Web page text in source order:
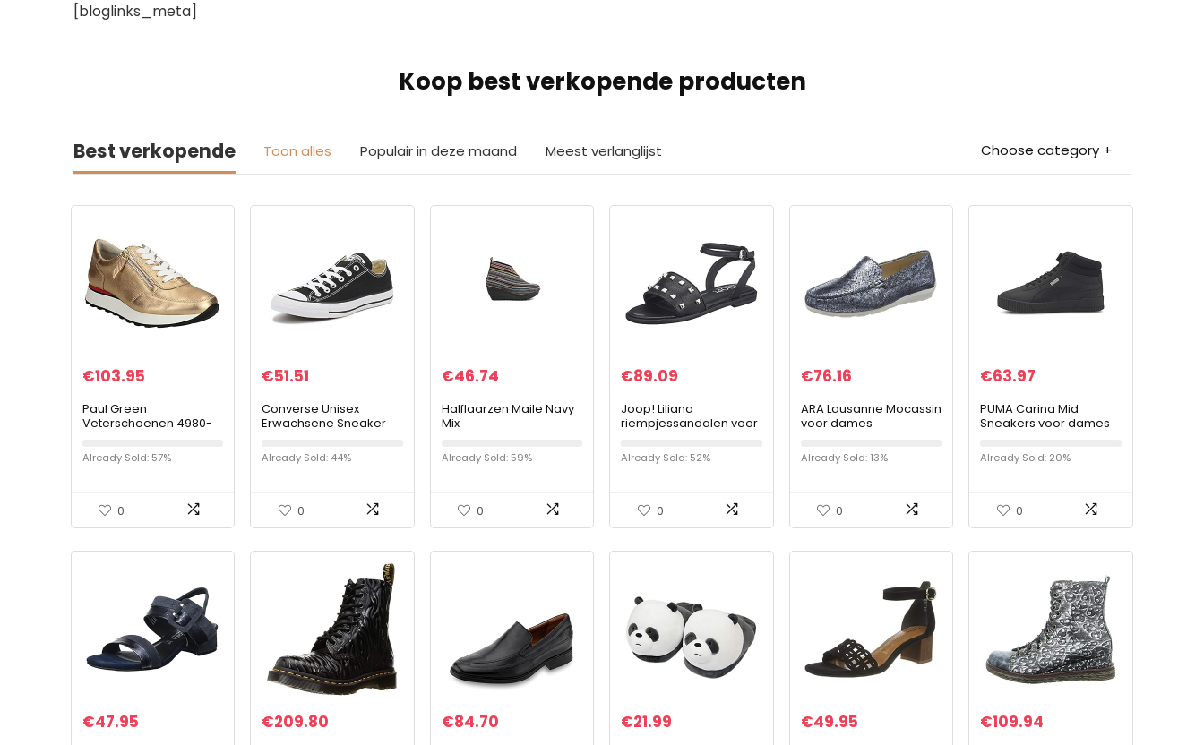
[bloglinks_meta]
Koop best verkopende producten
Best verkopende Toon alles Populair in deze maand Meest verlanglijst Choose category
€103.95
Paul Green
Veterschoenen 4980-
dames
Already Sold: 57%
0
€51.51
Converse Unisex
Erwachsene Sneaker
OX
Already Sold: 44%
0
€46.74
Halflaarzen Maile Navy
Mix
Already Sold: 59%
0
€89.09
Joop! Liliana
riempjessandalen voor
Already Sold: 52%
0
€76.16
ARA Lausanne Mocassin
voor dames
Already Sold: 13%
0
€63.97
PUMA Carina Mid
Sneakers voor dames
Already Sold: 20%
0
€47.95 €209.80 €84.70 €21.99 €49.95 €109.94